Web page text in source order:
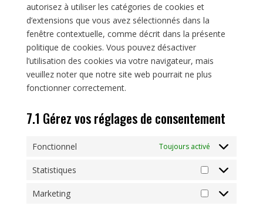
autorisez à utiliser les catégories de cookies et
d’extensions que vous avez sélectionnés dans la
fenêtre contextuelle, comme décrit dans la présente
politique de cookies. Vous pouvez désactiver
l’utilisation des cookies via votre navigateur, mais
veuillez noter que notre site web pourrait ne plus
fonctionner correctement.
7.1 Gérez vos réglages de consentement
Fonctionnel Toujours activé
Statistiques
Statistiques
Marketing
Marketing